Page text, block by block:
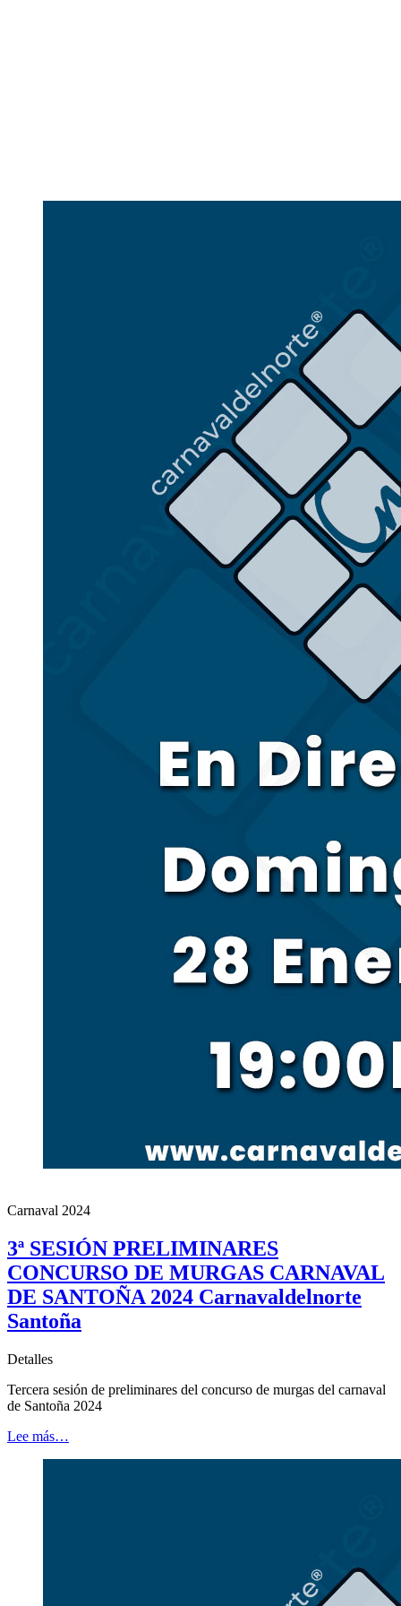
Carnaval 2024
3ª SESIÓN PRELIMINARES
CONCURSO DE MURGAS CARNAVAL
DE SANTOÑA 2024 Carnavaldelnorte
Santoña
Detalles
Tercera sesión de preliminares del concurso de murgas del carnaval
de Santoña 2024
Lee más…